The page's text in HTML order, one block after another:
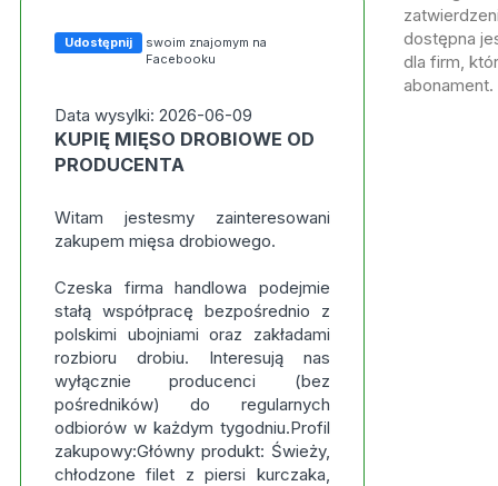
Udostępnij
swoim znajomym na
Facebooku
Data wysylki: 2026-06-09
KUPIĘ MIĘSO DROBIOWE OD
PRODUCENTA
Witam jestesmy zainteresowani
zakupem mięsa drobiowego.
Czeska firma handlowa podejmie
stałą współpracę bezpośrednio z
polskimi ubojniami oraz zakładami
rozbioru drobiu. Interesują nas
wyłącznie producenci (bez
pośredników) do regularnych
odbiorów w każdym tygodniu.Profil
zakupowy:Główny produkt: Świeży,
chłodzone filet z piersi kurczaka,
dostępna
dla firm,
abonament.